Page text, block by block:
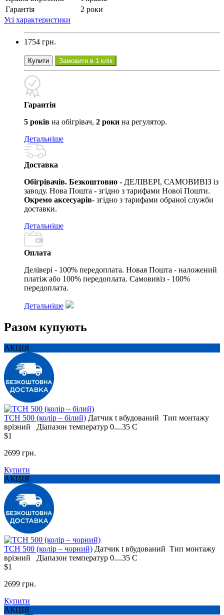
Гарантія
2 роки
Усі характеристики
1754 грн.
Купити Замовити в 1 клік
Гарантія
5 років на обігрівач, 2 роки на регулятор.
Детальніше
Доставка
Обігрівачів. Безкоштовно - ДЕЛІВЕРІ, САМОВИВІЗ із
заводу. Нова Пошта - згідно з тарифами Нової Пошти.
Окремо аксесуарів- згідно з тарифами обраної служби
доставки.
Детальніше
Оплата
Делівері - 100% передоплата. Новая Пошта - наложений
платіж або 100% передоплата. Самовивіз - 100%
передоплата.
Детальніше
Разом купують
АКЦІЯ
TCH 500 (колір – білий) Датчик t вбудований Тип монтажу
врізний
Діапазон температур 0....35 С
$1
2699 грн.
Купити
АКЦІЯ
TCH 500 (колір – чорний) Датчик t вбудований Тип монтажу
врізний
Діапазон температур 0....35 С
$1
2699 грн.
Купити
АКЦІЯ